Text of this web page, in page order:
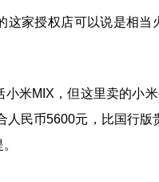
这家授权店可以说是相
米MIX，但这里卖的小
人民币5600元，比国行